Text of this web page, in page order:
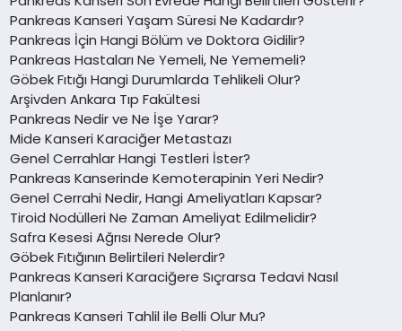
Pankreas Kanseri Yaşam Süresi Ne Kadardır?
Pankreas İçin Hangi Bölüm ve Doktora Gidilir?
Pankreas Hastaları Ne Yemeli, Ne Yememeli?
Göbek Fıtığı Hangi Durumlarda Tehlikeli Olur?
Arşivden Ankara Tıp Fakültesi
Pankreas Nedir ve Ne İşe Yarar?
Mide Kanseri Karaciğer Metastazı
Genel Cerrahlar Hangi Testleri İster?
Pankreas Kanserinde Kemoterapinin Yeri Nedir?
Genel Cerrahi Nedir, Hangi Ameliyatları Kapsar?
Tiroid Nodülleri Ne Zaman Ameliyat Edilmelidir?
Safra Kesesi Ağrısı Nerede Olur?
Göbek Fıtığının Belirtileri Nelerdir?
Pankreas Kanseri Karaciğere Sıçrarsa Tedavi Nasıl
Planlanır?
Pankreas Kanseri Tahlil ile Belli Olur Mu?